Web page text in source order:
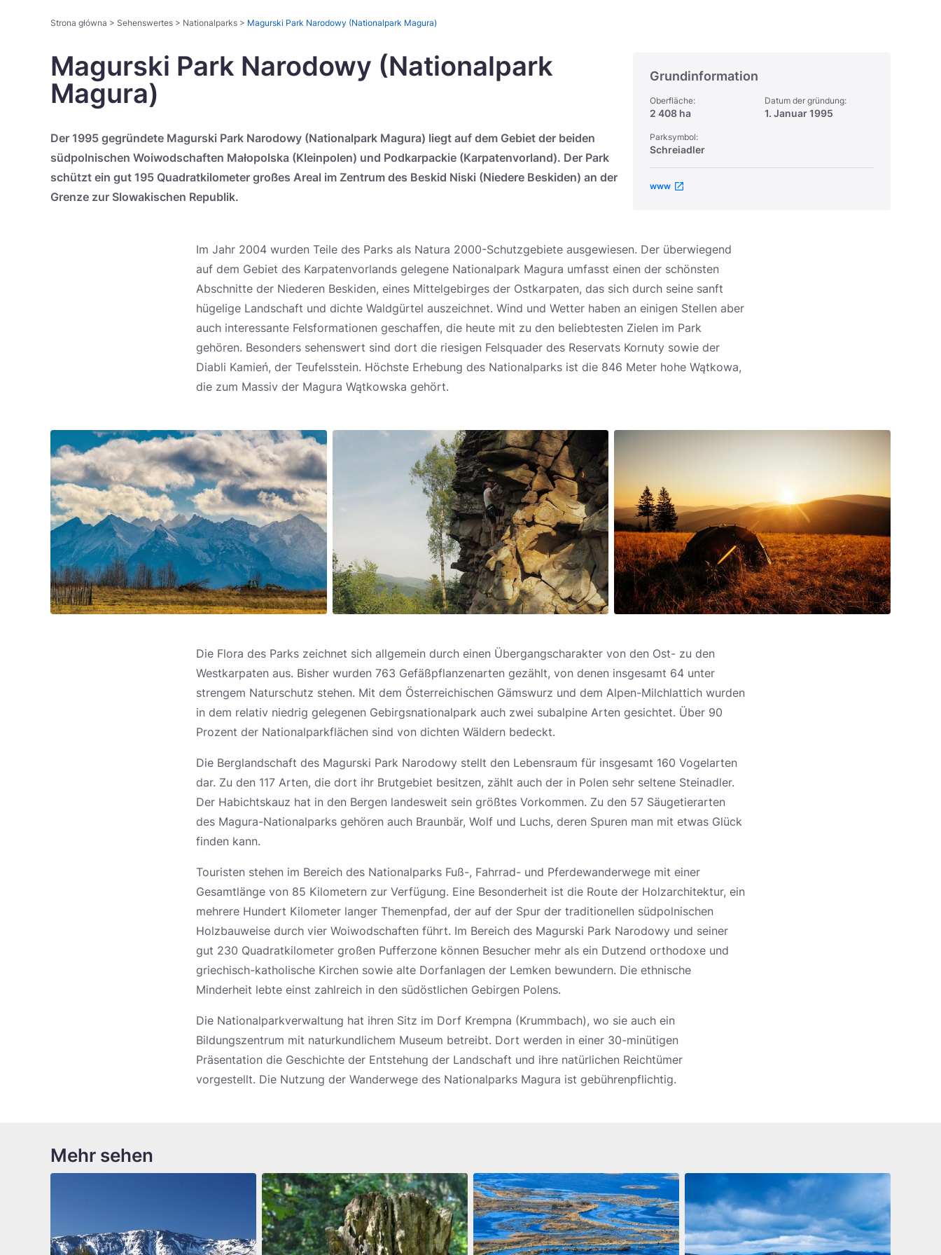
Strona główna > Sehenswertes > Nationalparks > Magurski Park Narodowy (Nationalpark Magura)
Magurski Park Narodowy (Nationalpark
Magura)
Der 1995 gegründete Magurski Park Narodowy (Nationalpark Magura) liegt auf dem Gebiet der beiden
südpolnischen Woiwodschaften Małopolska (Kleinpolen) und Podkarpackie (Karpatenvorland). Der Park
schützt ein gut 195 Quadratkilometer großes Areal im Zentrum des Beskid Niski (Niedere Beskiden) an der
Grenze zur Slowakischen Republik.
Grundinformation
Oberfläche:
2 408 ha
Datum der gründung:
1. Januar 1995
Parksymbol:
Schreiadler
www
Im Jahr 2004 wurden Teile des Parks als Natura 2000-Schutzgebiete ausgewiesen. Der überwiegend
auf dem Gebiet des Karpatenvorlands gelegene Nationalpark Magura umfasst einen der schönsten
Abschnitte der Niederen Beskiden, eines Mittelgebirges der Ostkarpaten, das sich durch seine sanft
hügelige Landschaft und dichte Waldgürtel auszeichnet. Wind und Wetter haben an einigen Stellen aber
auch interessante Felsformationen geschaffen, die heute mit zu den beliebtesten Zielen im Park
gehören. Besonders sehenswert sind dort die riesigen Felsquader des Reservats Kornuty sowie der
Diabli Kamień, der Teufelsstein. Höchste Erhebung des Nationalparks ist die 846 Meter hohe Wątkowa,
die zum Massiv der Magura Wątkowska gehört.
Die Flora des Parks zeichnet sich allgemein durch einen Übergangscharakter von den Ost- zu den
Westkarpaten aus. Bisher wurden 763 Gefäßpflanzenarten gezählt, von denen insgesamt 64 unter
strengem Naturschutz stehen. Mit dem Österreichischen Gämswurz und dem Alpen-Milchlattich wurden
in dem relativ niedrig gelegenen Gebirgsnationalpark auch zwei subalpine Arten gesichtet. Über 90
Prozent der Nationalparkflächen sind von dichten Wäldern bedeckt.
Die Berglandschaft des Magurski Park Narodowy stellt den Lebensraum für insgesamt 160 Vogelarten
dar. Zu den 117 Arten, die dort ihr Brutgebiet besitzen, zählt auch der in Polen sehr seltene Steinadler.
Der Habichtskauz hat in den Bergen landesweit sein größtes Vorkommen. Zu den 57 Säugetierarten
des Magura-Nationalparks gehören auch Braunbär, Wolf und Luchs, deren Spuren man mit etwas Glück
finden kann.
Touristen stehen im Bereich des Nationalparks Fuß-, Fahrrad- und Pferdewanderwege mit einer
Gesamtlänge von 85 Kilometern zur Verfügung. Eine Besonderheit ist die Route der Holzarchitektur, ein
mehrere Hundert Kilometer langer Themenpfad, der auf der Spur der traditionellen südpolnischen
Holzbauweise durch vier Woiwodschaften führt. Im Bereich des Magurski Park Narodowy und seiner
gut 230 Quadratkilometer großen Pufferzone können Besucher mehr als ein Dutzend orthodoxe und
griechisch-katholische Kirchen sowie alte Dorfanlagen der Lemken bewundern. Die ethnische
Minderheit lebte einst zahlreich in den südöstlichen Gebirgen Polens.
Die Nationalparkverwaltung hat ihren Sitz im Dorf Krempna (Krummbach), wo sie auch ein
Bildungszentrum mit naturkundlichem Museum betreibt. Dort werden in einer 30-minütigen
Präsentation die Geschichte der Entstehung der Landschaft und ihre natürlichen Reichtümer
vorgestellt. Die Nutzung der Wanderwege des Nationalparks Magura ist gebührenpflichtig.
Mehr sehen